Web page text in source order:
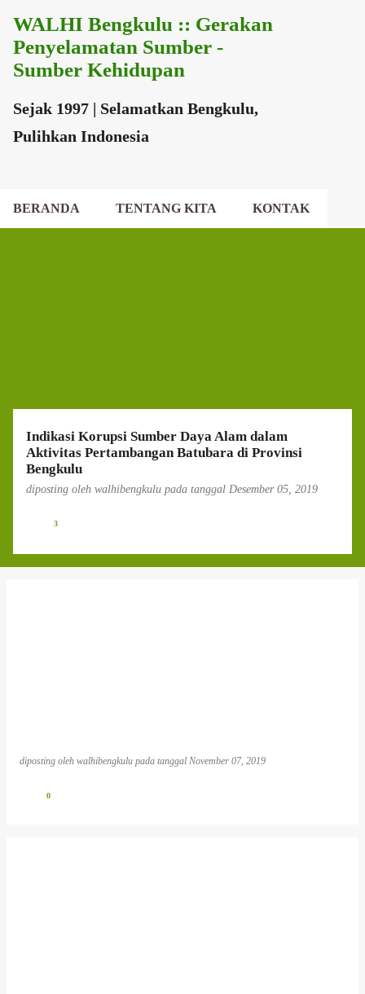
Langsung ke konten utama
WALHI Bengkulu :: Gerakan
Penyelamatan Sumber -
Sumber Kehidupan
Sejak 1997 | Selamatkan Bengkulu,
Pulihkan Indonesia
BERANDA TENTANG KITA KONTAK
Indikasi Korupsi Sumber Daya Alam dalam
Aktivitas Pertambangan Batubara di Provinsi
Bengkulu
diposting oleh walhibengkulu pada tanggal Desember 05, 2019
3
diposting oleh walhibengkulu pada tanggal November 07, 2019
0